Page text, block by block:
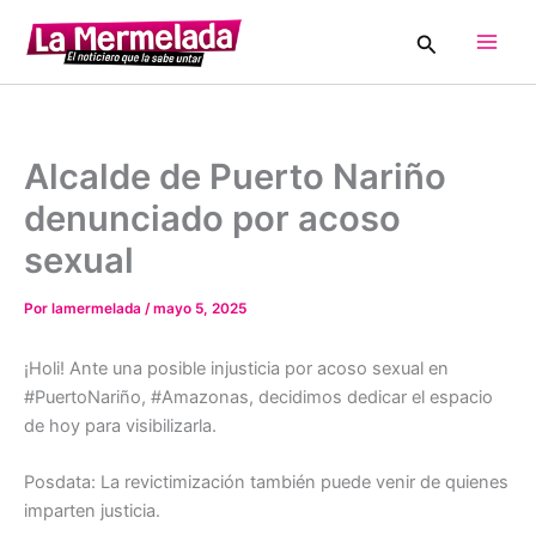
contenido
Buscar
Alcalde de Puerto Nariño
denunciado por acoso
sexual
Por lamermelada /mayo 5, 2025
¡Holi! Ante una posible injusticia por acoso sexual en
#PuertoNariño, #Amazonas, decidimos dedicar el espacio
de hoy para visibilizarla.
Posdata: La revictimización también puede venir de quienes
imparten justicia.